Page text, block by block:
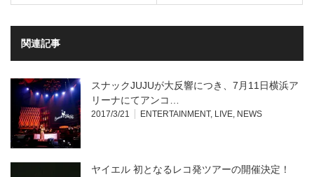
共
(新
い
ウ
ウ
で
開
き
ま
す)
ク
ッ
い
(新
し
い
ウ
ィ
ン
ド
ウ
関連記事
スナックJUJUが大反響につき、7月11日横浜ア
リーナにてアンコ…
2017/3/21 ENTERTAINMENT, LIVE NEWS
ヤイエル 初となるレコ発ツアーの開催決定！